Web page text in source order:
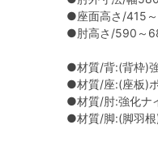
●座面高さ/415
●肘高さ/590～
●材質/背:(背枠)
●材質/座:(座板)
●材質/肘:強化ナ
●材質/脚:(脚羽根